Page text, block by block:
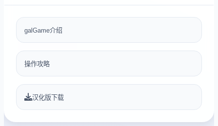
galGame介绍
操作攻略
汉化版下载